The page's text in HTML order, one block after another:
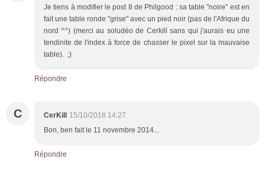
Je tiens à modifier le post 8 de Philgood : sa table "noire" est en
fait une table ronde "grise" avec un pied noir (pas de l'Afrique du
nord ^^) (merci au soludéo de Cerkill sans qui j'aurais eu une
tendinite de l'index à force de chasser le pixel sur la mauvaise
table). ;)
Répondre
C CerKill 15/10/2018 14:27
Bon, ben fait le 11 novembre 2014...
Répondre